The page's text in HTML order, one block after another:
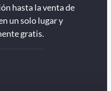
hasta la venta de
un solo lugar y
gratis.